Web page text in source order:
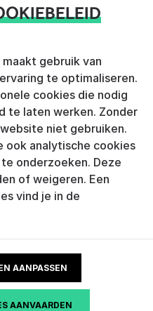
met
gebruik van
te optimaliseren.
cookies die nodig
te laten werken. Zonder
niet gebruiken.
ook analytische cookies
onderzoeken. Deze
of weigeren. Een
vind je in de
AANPASSEN
AANVAARDEN